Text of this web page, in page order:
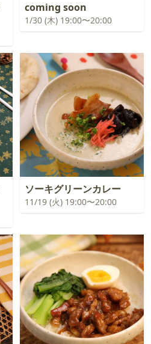
coming soon
1/30 (木) 19:00〜20:00
ソーキグリーンカレー
11/19 (火) 19:00〜20:00